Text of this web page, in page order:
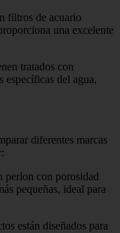
filtros de acuario
una excelente
tratados con
específicas del agua,
diferentes marcas
perlon con porosidad
pequeñas, ideal para
están diseñados para